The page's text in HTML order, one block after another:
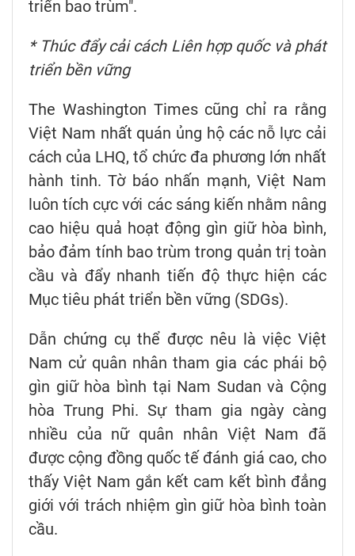
triển bao trùm".
* Thúc đẩy cải cách Liên hợp quốc và phát
triển bền vững
The Washington Times cũng chỉ ra rằng
Việt Nam nhất quán ủng hộ các nỗ lực cải
cách của LHQ, tổ chức đa phương lớn nhất
hành tinh. Tờ báo nhấn mạnh, Việt Nam
luôn tích cực với các sáng kiến nhằm nâng
cao hiệu quả hoạt động gìn giữ hòa bình,
bảo đảm tính bao trùm trong quản trị toàn
cầu và đẩy nhanh tiến độ thực hiện các
Mục tiêu phát triển bền vững (SDGs).
Dẫn chứng cụ thể được nêu là việc Việt
Nam cử quân nhân tham gia các phái bộ
gìn giữ hòa bình tại Nam Sudan và Cộng
hòa Trung Phi. Sự tham gia ngày càng
nhiều của nữ quân nhân Việt Nam đã
được cộng đồng quốc tế đánh giá cao, cho
thấy Việt Nam gắn kết cam kết bình đẳng
giới với trách nhiệm gìn giữ hòa bình toàn
cầu.